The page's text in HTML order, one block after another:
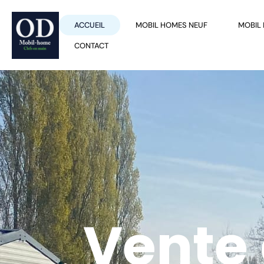
ACCUEIL MOBIL HOMES NEUF MOBIL
CONTACT